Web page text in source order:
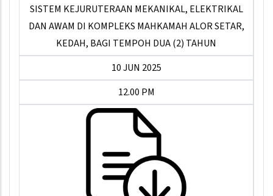
SISTEM KEJURUTERAAN MEKANIKAL, ELEKTRIKAL
DAN AWAM DI KOMPLEKS MAHKAMAH ALOR SETAR,
KEDAH, BAGI TEMPOH DUA (2) TAHUN
10 JUN 2025
12.00 PM